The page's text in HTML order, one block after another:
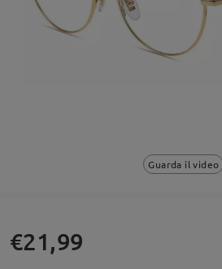
Guarda il video
€21,99